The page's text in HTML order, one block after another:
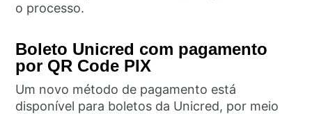
o processo.
Boleto Unicred com pagamento
por QR Code PIX
Um novo método de pagamento está
disponível para boletos da Unicred, por meio